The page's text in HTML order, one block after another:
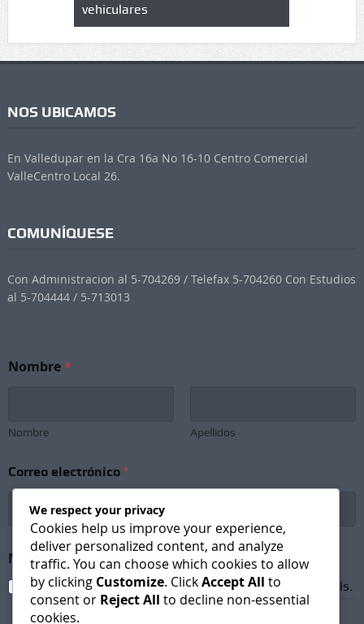
vehiculares
NOS UBICAMOS
En Valledupar en la Cra 16a No 16-10 Centro Comercial
ValleCentro Local 26.
COMUNÍQUESE
Con Administracion al 5-704269 / Telefax 5-704260 Con Estudios
al 5-704444 / 5-713013
Nombre*
Nombre Apellidos
Correo electrónico *
S
u
b
Newsletter Subscription*
I agree to receive newsletters and promotional emails.
We respect your privacy
Cookies help us improve your experience,
deliver personalized content, and analyze
traffic. You can choose which cookies to allow
by clicking Customize. ClickAccept All to
consent or Reject All to decline non-essential
cookies.